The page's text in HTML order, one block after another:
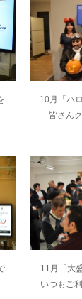
10月「ハ
皆さん
11月「大
いつもご